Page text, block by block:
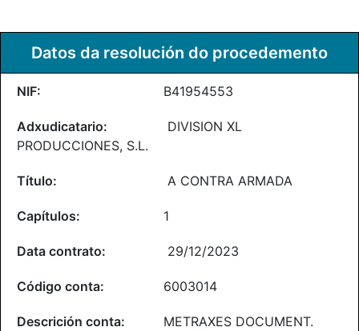
Datos da resolución do procedemento
B41954553
DIVISION XL
PRODUCCIONES, S.L.
A CONTRA ARMADA
1
29/12/2023
6003014
METRAXES DOCUMENT.